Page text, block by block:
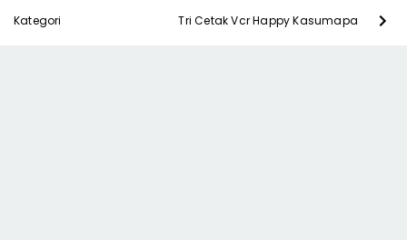
Kategori Tri Cetak Vcr Happy Kasumapa